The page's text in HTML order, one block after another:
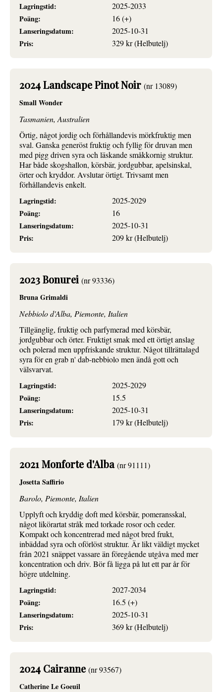
Lagringstid:
2025-2033
Poäng:
16 (+)
Lanseringsdatum:
2025-10-31
Pris:
329 kr (Helbutelj)
2024 Landscape Pinot Noir (nr 13089)
Small Wonder
Tasmanien, Australien
Örtig, något jordig och förhållandevis mörkfruktig men
sval. Ganska generöst fruktig och fyllig för druvan men
med pigg driven syra och läskande småkkornig struktur.
Har både skogshallon, körsbär, jordgubbar, apelsinskal,
örter och kryddor. Avslutar örtigt. Trivsamt men
förhållandevis enkelt.
Lagringstid:
2025-2029
Poäng:
16
Lanseringsdatum:
2025-10-31
Pris:
209 kr (Helbutelj)
2023 Bonurei (nr 93336)
Bruna Grimaldi
Nebbiolo d'Alba, Piemonte, Italien
Tillgänglig, fruktig och parfymerad med körsbär,
jordgubbar och örter. Fruktigt smak med ett örtigt anslag
och polerad men uppfriskande struktur. Något tillrättalagd
syra för en grab n' dab-nebbiolo men ändå gott och
välsvarvat.
Lagringstid:
2025-2029
Poäng:
15.5
Lanseringsdatum:
2025-10-31
Pris:
179 kr (Helbutelj)
2021 Monforte d'Alba(nr 91111)
Josetta Saffirio
Barolo, Piemonte, Italien
Upplyft och kryddig doft med körsbär, pomeransskal,
något likörartat stråk med torkade rosor och ceder.
Kompakt och koncentrerad med något bred frukt,
inbäddad syra och oförlöst struktur. Är likt väldigt mycket
från 2021 snäppet vassare än föregående utgåva med mer
koncentration och driv. Bör få ligga på lut ett par år för
högre utdelning.
Lagringstid:
2027-2034
Poäng:
16.5 (+)
Lanseringsdatum:
2025-10-31
Pris:
369 kr (Helbutelj)
2024 Cairanne (nr 93567)
Catherine Le Goeuil